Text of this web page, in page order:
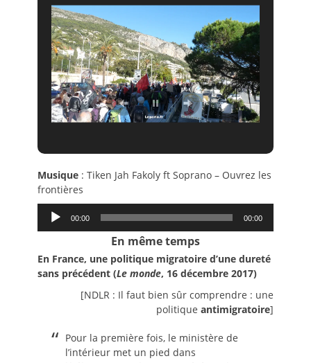
Musique : Tiken Jah Fakoly ft Soprano – Ouvrez les
frontières
Lecteur
audio
00:00 00:00
En même temps
En France, une politique migratoire d’une dureté
sans précédent (Le monde, 16 décembre 2017)
[NDLR : Il faut bien sûr comprendre : une
politique antimigratoire]
Pour la première fois, le ministère de
l’intérieur met un pied dans